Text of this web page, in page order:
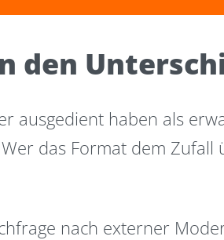
den
ausgedient haben als
das Format dem Zufall
nach externer